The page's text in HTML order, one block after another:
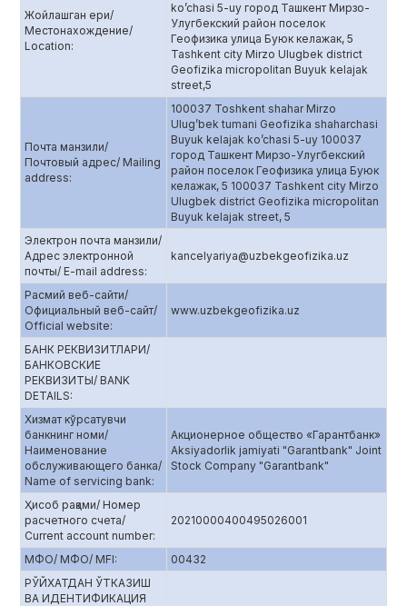
Жойлашган ери/
Местонахождение/
Location:
ko’chasi 5-uy город Ташкент Мирзо-
Улугбекский район поселок
Геофизика улица Буюк келажак, 5
Tashkent city Mirzo Ulugbek district
Geofizika micropolitan Buyuk kelajak
street,5
Почта манзили/
Почтовый адрес/ Mailing
address:
100037 Toshkent shahar Mirzo
Ulug’bek tumani Geofizika shaharchasi
Buyuk kelajak ko’chasi 5-uy 100037
город Ташкент Мирзо-Улугбекский
район поселок Геофизика улица Буюк
келажак, 5 100037 Tashkent city Mirzo
Ulugbek district Geofizika micropolitan
Buyuk kelajak street, 5
Электрон почта манзили/
Адрес электронной
почты/ E-mail address:
kancelyariya@uzbekgeofizika.uz
Расмий веб-сайти/
Официальный веб-сайт/
Official website:
www.uzbekgeofizika.uz
БАНК РЕКВИЗИТЛАРИ/
БАНКОВСКИЕ
РЕКВИЗИТЫ/ BANK
DETAILS:
Хизмат кўрсатувчи
банкнинг номи/
Наименование
обслуживающего банка/
Name of servicing bank:
Акционерное общество «Гарантбанк»
Aksiyadorlik jamiyati "Garantbank" Joint
Stock Company "Garantbank"
Ҳисоб рақами/ Номер
расчетного счета/
Current account number:
20210000400495026001
МФО/ МФО/ MFI:
00432
РЎЙХАТДАН ЎТКАЗИШ
ВА ИДЕНТИФИКАЦИЯ